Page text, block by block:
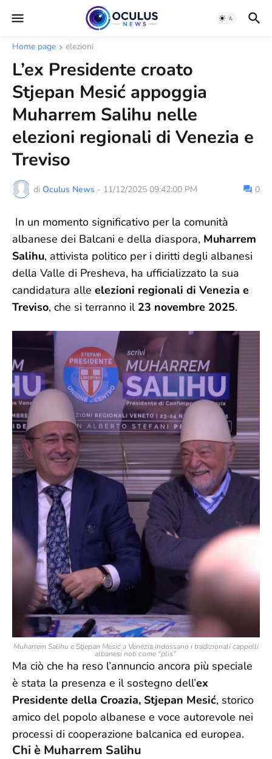
Home page elezioni
L’ex Presidente croato
Stjepan Mesić appoggia
Muharrem Salihu nelle
elezioni regionali di Venezia e
Treviso
di Oculus News - 11/12/2025 09:42:00 PM 0
In un momento significativo per la comunità
albanese dei Balcani e della diaspora, Muharrem
Salihu, attivista politico per i diritti degli albanesi
della Valle di Presheva, ha ufficializzato la sua
candidatura alle elezioni regionali di Venezia e
Treviso, che si terranno il 23 novembre 2025.
Muharrem Salihu e Stjepan Mesić a Venezia indossano i tradizionali cappelli
albanesi noti come "plis"
Ma ciò che ha reso l’annuncio ancora più speciale
è stata la presenza e il sostegno dell’ex
Presidente della Croazia, Stjepan Mesić, storico
amico del popolo albanese e voce autorevole nei
processi di cooperazione balcanica ed europea.
Chi è Muharrem Salihu